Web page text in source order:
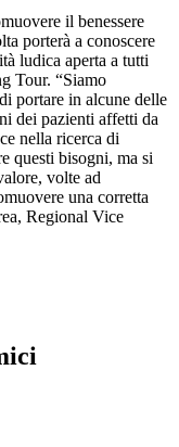
il benessere
porterà a conoscere
ludica aperta a tutti
Tour. “Siamo
portare in alcune delle
dei pazienti affetti da
nella ricerca di
questi bisogni, ma si
volte ad
una corretta
Regional Vice